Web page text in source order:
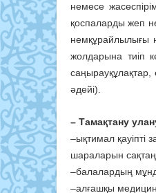
немесе
қоспаларды жеп
немқұрайлылығы
жолдарына тиіп
саңырауқұлақтар,
әдейі).
– Тамақтану
–ықтимал қауіпті
шараларын
–балалардың
–алғашқы